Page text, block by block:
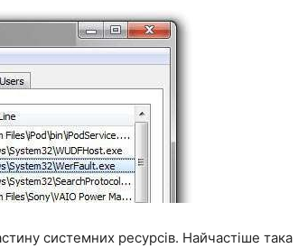
системних ресурсів. Найчастіше така